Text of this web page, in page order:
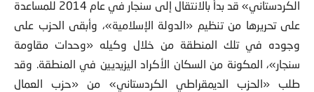
الكردستاني» قد بدأ بالانتقال إلى سنجار في عام 2014 للمساعدة
على تحريرها من تنظيم «الدولة الإسلامية»، وأبقى الحزب على
وجوده في تلك المنطقة من خلال وكيله «وحدات مقاومة
سنجار»، المكونة من السكان الأكراد اليزيديين في المنطقة. وقد
طلب «الحزب الديمقراطي الكردستاني» من «حزب العمال